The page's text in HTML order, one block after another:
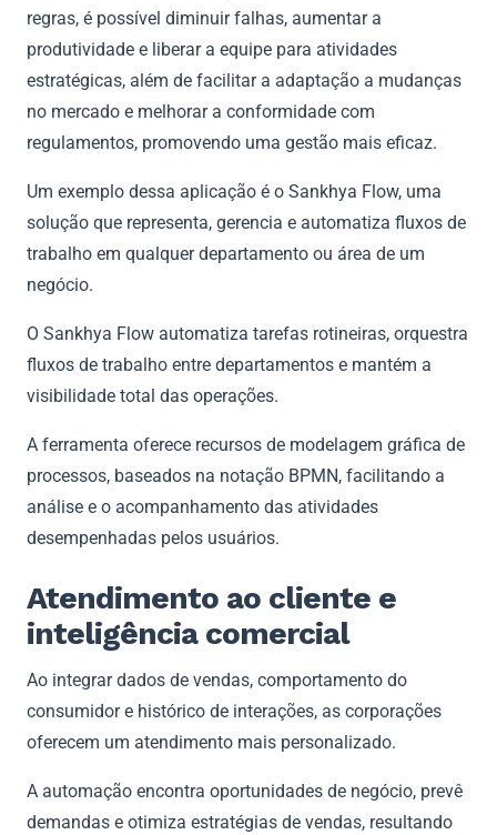
regras, é possível diminuir falhas, aumentar a
produtividade e liberar a equipe para atividades
estratégicas, além de facilitar a adaptação a mudanças
no mercado e melhorar a conformidade com
regulamentos, promovendo uma gestão mais eficaz.
Um exemplo dessa aplicação é o Sankhya Flow, uma
solução que representa, gerencia e automatiza fluxos de
trabalho em qualquer departamento ou área de um
negócio.
O Sankhya Flow automatiza tarefas rotineiras, orquestra
fluxos de trabalho entre departamentos e mantém a
visibilidade total das operações.
A ferramenta oferece recursos de modelagem gráfica de
processos, baseados na notação BPMN, facilitando a
análise e o acompanhamento das atividades
desempenhadas pelos usuários.
Atendimento ao cliente e
inteligência comercial
Ao integrar dados de vendas, comportamento do
consumidor e histórico de interações, as corporações
oferecem um atendimento mais personalizado.
A automação encontra oportunidades de negócio, prevê
demandas e otimiza estratégias de vendas, resultando